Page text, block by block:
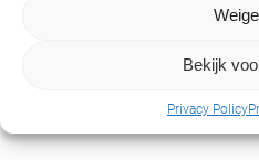
Bekijk
Privacy Policy